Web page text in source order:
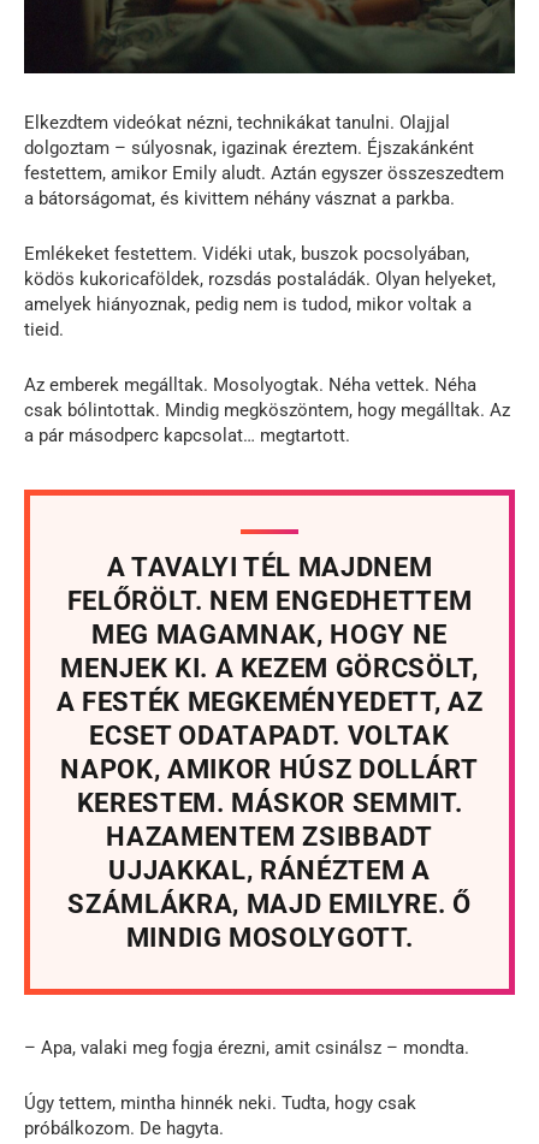
Elkezdtem videókat nézni, technikákat tanulni. Olajjal
dolgoztam – súlyosnak, igazinak éreztem. Éjszakánként
festettem, amikor Emily aludt. Aztán egyszer összeszedtem
a bátorságomat, és kivittem néhány vásznat a parkba.
Emlékeket festettem. Vidéki utak, buszok pocsolyában,
ködös kukoricaföldek, rozsdás postaládák. Olyan helyeket,
amelyek hiányoznak, pedig nem is tudod, mikor voltak a
tieid.
Az emberek megálltak. Mosolyogtak. Néha vettek. Néha
csak bólintottak. Mindig megköszöntem, hogy megálltak. Az
a pár másodperc kapcsolat… megtartott.
A TAVALYI TÉL MAJDNEM
FELŐRÖLT. NEM ENGEDHETTEM
MEG MAGAMNAK, HOGY NE
MENJEK KI. A KEZEM GÖRCSÖLT,
A FESTÉK MEGKEMÉNYEDETT, AZ
ECSET ODATAPADT. VOLTAK
NAPOK, AMIKOR HÚSZ DOLLÁRT
KERESTEM. MÁSKOR SEMMIT.
HAZAMENTEM ZSIBBADT
UJJAKKAL, RÁNÉZTEM A
SZÁMLÁKRA, MAJD EMILYRE. Ő
MINDIG MOSOLYGOTT.
– Apa, valaki meg fogja érezni, amit csinálsz – mondta.
Úgy tettem, mintha hinnék neki. Tudta, hogy csak
próbálkozom. De hagyta.